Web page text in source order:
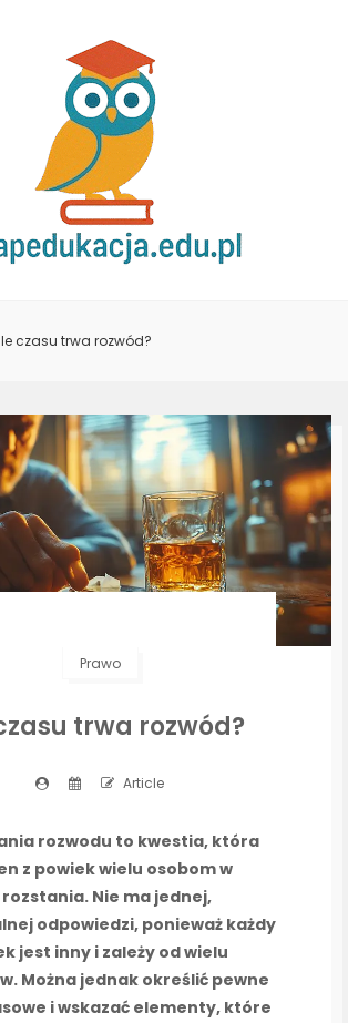
czasu trwa rozwód?
Prawo
trwa rozwód?
Article
rozwodu to kwestia, która
z powiek wielu osobom w
Nie ma jednej,
odpowiedzi, ponieważ każdy
jest inny i zależy od wielu
Można jednak określić pewne
i wskazać elementy, które